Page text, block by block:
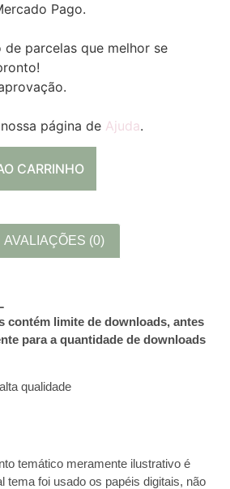
Pago.
de parcelas que melhor se
página de Ajuda.
CARRINHO
AVALIAÇÕES (0)
contém limite de downloads, antes
para a quantidade de downloads
qualidade
temático meramente ilustrativo é
tema foi usado os papéis digitais, não